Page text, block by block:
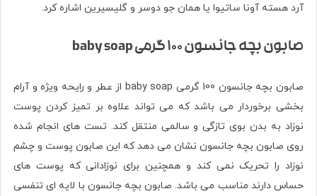
آرد هسته آونا ساتیوا یا همان جو دوسر و گلیسیرین اشاره کرد.
صابون بچه جانسون 100 گرمی baby soap
صابون بچه جانسون 100 گرمی baby soap از عطر و رایحه ویژه و آرام
بخشی برخوردار می باشد که می تواند علاوه بر تمیز کردن پوست
نوزاد به بدن بوی تازگی و سالمی منتقل کند. تست های انجام شده
روی صابون بچه جانسون نشان می دهد که این صابون پوست و چشم
نوزاد را تحریک نمی کند و همچنین برای نوزادانی که پوست های
حساس دارند مناسب می باشد. صابون بچه جانسون با لایه ای تنفسی